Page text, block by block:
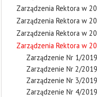
Zarządzenia Rektora w
Zarządzenia Rektora w
Zarządzenia Rektora w
Zarządzenia Rektora w
Zarządzenie Nr 1/2019
Zarządzenie Nr 2/2019
Zarządzenie Nr 3/2019
Zarządzenie Nr 4/2019